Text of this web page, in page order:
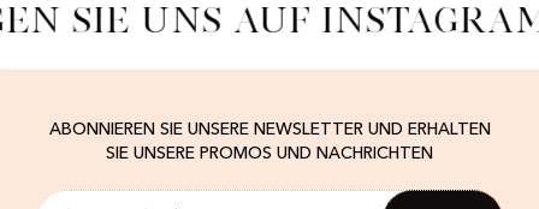
SIE UNS AUF
ABONNIEREN SIE UNSERE NEWSLETTER UND ERHALTEN
SIE UNSERE PROMOS UND NACHRICHTEN